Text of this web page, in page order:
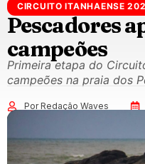
CIRCUITO ITANHAENSE
Pescadores
campeões
Primeira etapa do
campeões na praia dos
Por Redação Waves